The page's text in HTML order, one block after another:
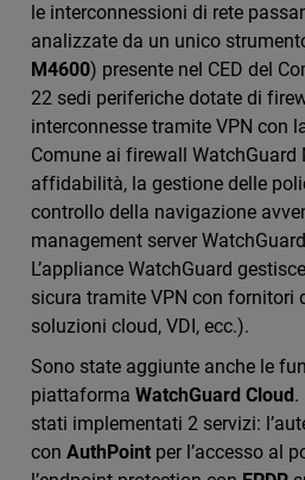
le interconnessioni di rete
analizzate da un unico
M4600) presente nel CED del
22 sedi periferiche dotate di
interconnesse tramite VPN con
Comune ai firewall WatchGuard
affidabilità, la gestione delle
controllo della navigazione
management server
L’appliance WatchGuard
sicura tramite VPN con fornitori
soluzioni cloud, VDI, ecc.).
Sono state aggiunte anche le
piattaforma WatchGuard Cloud.
stati implementati 2 servizi:
con AuthPointper l’accesso al